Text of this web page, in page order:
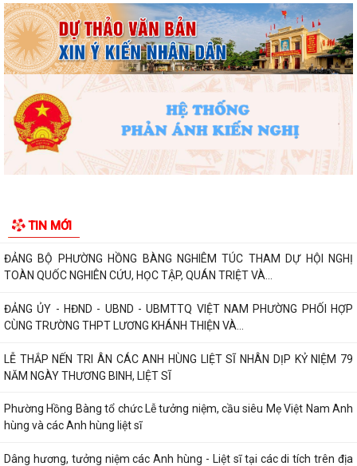
TIN MỚI
Phường Hồng Bàng tổng kết và trao giải Cuộc thi chính luận về bảo vệ
nền tảng tư tưởng của Đảng năm...
PHƯỜNG HỒNG BÀNG NÂNG CAO CHẤT LƯỢNG SINH HOẠT CHI BỘ TỪ
CƠ SỞ
Trường Tiểu học Đinh Tiên Hoàng (phường Hồng Bàng) tăng kiến thức,
kỹ năng phòng chống đuối nước...
Phường Hồng Bàng tập huấn kiến thức về an toàn thực phẩm cho các
cơ sở kinh doanh dịch vụ ăn uống,...
KẾT CÔNG TÁC HỘI 6 THÁNG ĐẦU NĂM 2026
ĐẢNG BỘ PHƯỜNG HỒNG BÀNG NGHIÊM TÚC THAM DỰ HỘI NGHỊ
TOÀN QUỐC NGHIÊN CỨU, HỌC TẬP, QUÁN TRIỆT VÀ...
ĐẢNG ỦY - HĐND - UBND - UBMTTQ VIỆT NAM PHƯỜNG PHỐI HỢP
CÙNG TRƯỜNG THPT LƯƠNG KHÁNH THIỆN VÀ...
LỄ THẮP NẾN TRI ÂN CÁC ANH HÙNG LIỆT SĨ NHÂN DỊP KỶ NIỆM 79
NĂM NGÀY THƯƠNG BINH, LIỆT SĨ
Phường Hồng Bàng tổ chức Lễ tưởng niệm, cầu siêu Mẹ Việt Nam Anh
hùng và các Anh hùng liệt sĩ
Dâng hương, tưởng niệm các Anh hùng - Liệt sĩ tại các di tích trên địa